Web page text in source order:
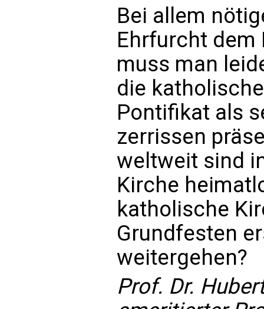
Bei allem
Ehrfurcht dem
muss man
die
Pontifikat als
zerrissen
weltweit sind
Kirche
katholische
Grundfesten
weitergehen?
Prof. Dr.